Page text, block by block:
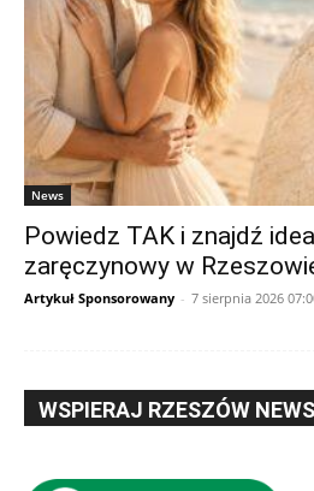
News
Powiedz TAK i znajdź
zaręczynowy w
Artykuł Sponsorowany - 7 sierpnia 2026
WSPIERAJ RZESZÓW NEWS